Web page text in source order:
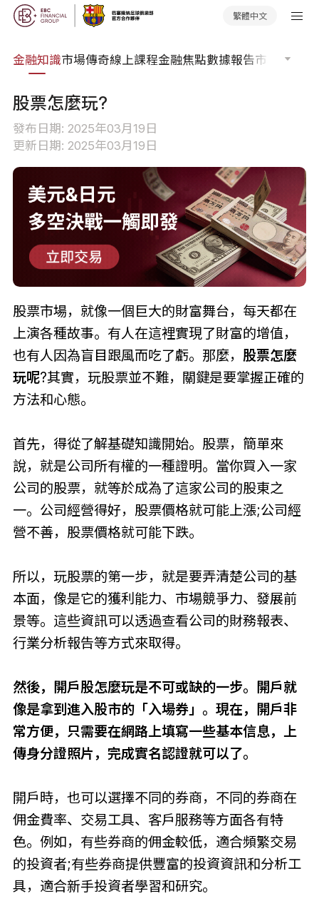
繁體中文
金融知識市場傳奇線上課程金融焦點數據報告市場分析
股票怎麼玩?
發布日期: 2025年03月19日
更新日期: 2025年03月19日
股票市場，就像一個巨大的財富舞台，每天都在
上演各種故事。有人在這裡實現了財富的增值，
也有人因為盲目跟風而吃了虧。那麼， 股票怎麼
玩呢?其實，玩股票並不難，關鍵是要掌握正確的
方法和心態。
首先，得從了解基礎知識開始。股票，簡單來
說，就是公司所有權的一種證明。當你買入一家
公司的股票，就等於成為了這家公司的股東之
一。公司經營得好，股票價格就可能上漲;公司經
營不善，股票價格就可能下跌。
所以，玩股票的第一步，就是要弄清楚公司的基
本面，像是它的獲利能力、市場競爭力、發展前
景等。這些資訊可以透過查看公司的財務報表、
行業分析報告等方式來取得。
然後，開戶股怎麼玩是不可或缺的一步。開戶就
像是拿到進入股市的「入場券」。現在，開戶非
常方便，只需要在網路上填寫一些基本信息，上
傳身分證照片，完成實名認證就可以了。
開戶時，也可以選擇不同的券商，不同的券商在
佣金費率、交易工具、客戶服務等方面各有特
色。例如，有些券商的佣金較低，適合頻繁交易
的投資者;有些券商提供豐富的投資資訊和分析工
具，適合新手投資者學習和研究。